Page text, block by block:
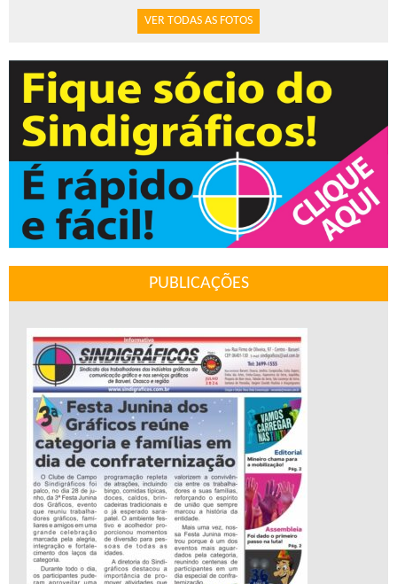
VER TODAS AS FOTOS
PUBLICAÇÕES